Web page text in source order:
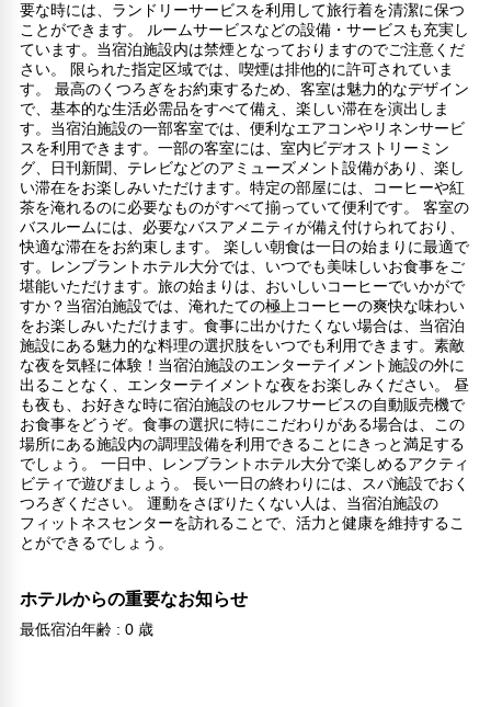
要な時には、ランドリーサービスを利用して旅行着を清潔に保つ
ことができます。 ルームサービスなどの設備・サービスも充実し
ています。当宿泊施設内は禁煙となっておりますのでご注意くだ
さい。 限られた指定区域では、喫煙は排他的に許可されていま
す。 最高のくつろぎをお約束するため、客室は魅力的なデザイン
で、基本的な生活必需品をすべて備え、楽しい滞在を演出しま
す。当宿泊施設の一部客室では、便利なエアコンやリネンサービ
スを利用できます。一部の客室には、室内ビデオストリーミン
グ、日刊新聞、テレビなどのアミューズメント設備があり、楽し
い滞在をお楽しみいただけます。特定の部屋には、コーヒーや紅
茶を淹れるのに必要なものがすべて揃っていて便利です。 客室の
バスルームには、必要なバスアメニティが備え付けられており、
快適な滞在をお約束します。 楽しい朝食は一日の始まりに最適で
す。レンブラントホテル大分では、いつでも美味しいお食事をご
堪能いただけます。旅の始まりは、おいしいコーヒーでいかがで
すか？当宿泊施設では、淹れたての極上コーヒーの爽快な味わい
をお楽しみいただけます。食事に出かけたくない場合は、当宿泊
施設にある魅力的な料理の選択肢をいつでも利用できます。素敵
な夜を気軽に体験！当宿泊施設のエンターテイメント施設の外に
出ることなく、エンターテイメントな夜をお楽しみください。 昼
も夜も、お好きな時に宿泊施設のセルフサービスの自動販売機で
お食事をどうぞ。食事の選択に特にこだわりがある場合は、この
場所にある施設内の調理設備を利用できることにきっと満足する
でしょう。 一日中、レンブラントホテル大分で楽しめるアクティ
ビティで遊びましょう。 長い一日の終わりには、スパ施設でおく
つろぎください。 運動をさぼりたくない人は、当宿泊施設の
フィットネスセンターを訪れることで、活力と健康を維持するこ
とができるでしょう。
ホテルからの重要なお知らせ
最低宿泊年齢 : 0 歳